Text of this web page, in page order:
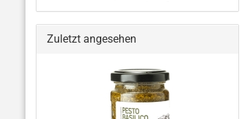
Zuletzt angesehen